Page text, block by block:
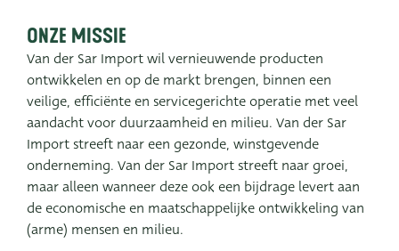
SNEL NAAR
PoTtEn MandEn
Bekijk ook eens
Very Potter
Terima Kasih
Onze missie
Van der Sar Import wil vernieuwende producten
ontwikkelen en op de markt brengen, binnen een
veilige, efficiënte en servicegerichte operatie met veel
aandacht voor duurzaamheid en milieu. Van der Sar
Import streeft naar een gezonde, winstgevende
onderneming. Van der Sar Import streeft naar groei,
maar alleen wanneer deze ook een bijdrage levert aan
de economische en maatschappelijke ontwikkeling van
(arme) mensen en milieu.